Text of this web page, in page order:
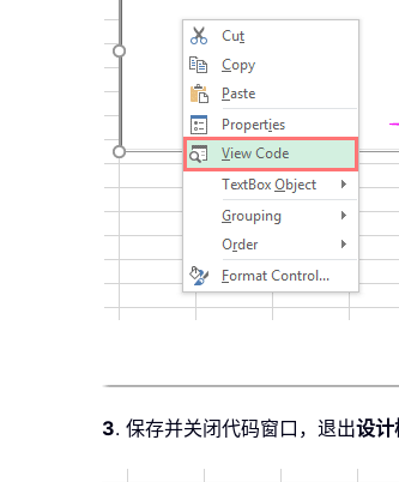
3. 保存并关闭代码窗口，退出设计